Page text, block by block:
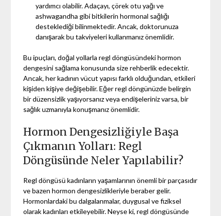
yardımcı olabilir. Adaçayı, çörek otu yağı ve
ashwagandha gibi bitkilerin hormonal sağlığı
desteklediği bilinmektedir. Ancak, doktorunuza
danışarak bu takviyeleri kullanmanız önemlidir.
Bu ipuçları, doğal yollarla regl döngüsündeki hormon
dengesini sağlama konusunda size rehberlik edecektir.
Ancak, her kadının vücut yapısı farklı olduğundan, etkileri
kişiden kişiye değişebilir. Eğer regl döngünüzde belirgin
bir düzensizlik yaşıyorsanız veya endişeleriniz varsa, bir
sağlık uzmanıyla konuşmanız önemlidir.
Hormon Dengesizliğiyle Başa
Çıkmanın Yolları: Regl
Döngüsünde Neler Yapılabilir?
Regl döngüsü kadınların yaşamlarının önemli bir parçasıdır
ve bazen hormon dengesizlikleriyle beraber gelir.
Hormonlardaki bu dalgalanmalar, duygusal ve fiziksel
olarak kadınları etkileyebilir. Neyse ki, regl döngüsünde